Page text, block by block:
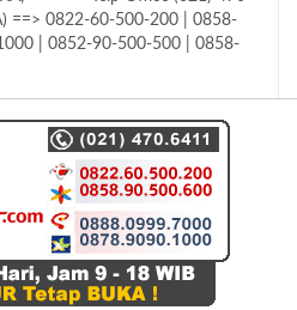
==> 0822-60-500-200 | 0858-
| 0852-90-500-500 | 0858-